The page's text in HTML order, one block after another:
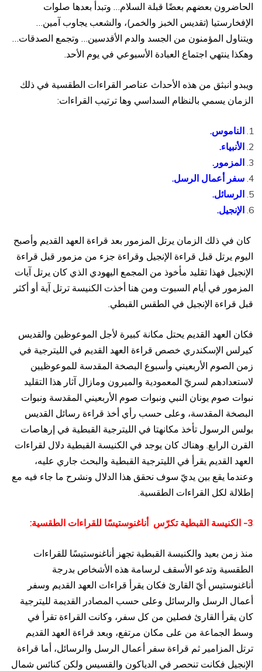
الحاضرون بعضهم بعضًا قبلة السلام… وتبدأ بعدها صلوات
الإفخارستيا (تقديس الخبز والخمر)، والشعب يجاوب آمين…
ويتناول المؤمنون من الجسد والدم الأقدسين… وتجمع الصدقات…
وهكذا ينتهي اجتماع العبادة الأسبوعي في يوم الأحد.
ويبدو انبثق من هذه الأحداث عناصر القراءات الطقسية في ذلك
الزمان يسمي بالنظام السداسي وها ترتيب القراءات:
الناموس.
الأنبياء.
المزمور.
سفر أعمال الرسل.
الرسائل.
الإنجيل.
كان في ذلك الزمان يرتل المزمور بعد قراءة العهد القديم وأصبح
اليوم يرتل قبل قراءة الإنجيل وقراءة جزء من مزمور قبل قراءة
الإنجيل فهذا تقليد مأخوذ من المجمع اليهودي الذي كان يرتل آيات
المزمور في أيام السبوت ومن هنا أخذت الكنيسة ترتل آية أو أكثر
قبل قراءة الإنجيل في الطقس القبطي.
فكان العهد القديم يحتل مكانة كبيرة لأجل الموعوظين والقديس
كيرلس الإسكندري خصص قراءة العهد القديم في الليترجية في
زمن الصوم الأربعيني وأسبوع البصخة المقدسة للموعوظيين
لاستعدادهم لسريّ المعمودية والميرون ومازال آثار هذا التقليد
نبوات صوم يونان النبي ونبوات صوم الأربعيني المقدسة ونبوات
البصخة المقدسة، وعلى حسب رأي أخذ قراءة رسائل القديس
بولس الرسول تأخذ مكانهتا في الليترجية القبطية في إرهاصات
القرن الرابع. وهناك كان يوجد في الكنيسة القبطية دلال لقراءات
العهد القديم يقرأ في الليترجية القبطية والبحث جاري عليه،
وعندما يقع بين يديّ سوف نحقق هذا الدلال ونشرح ما جاء فيه مع
إطلالة لكل القراءات الطقسية.
3- الكنيسة القبطية تكرّس أناغنوستيسًا للقراءات الطقسية:
منذ زمن بعيد والكنيسة القبطية تجهز أناغنوستيسًا للقراءات
الطقسية وتدعو الأسقف لرسامة هذه الأشخاص بدرجة
أناغنوستيس أيّ القارئ فكان يقرأ قراءات العهد القديم وسفر
أعمال الرسل والرسائل وعلى حسب المصادر القديمة لليترجية
كان يقرأ القارئ فصلين من كل سفر، وكانت القراءة تقرأ في
وسط الجماعة من على مكان مرتفع، وبعد قراءة العهد القديم
ترتل المزامير ثم قراءة سفر أعمال الرسل والرسائل، أما قراءة
الإنجيل فكانت تنحصر في الدياكون والقسيس ولكن كنائس شمال